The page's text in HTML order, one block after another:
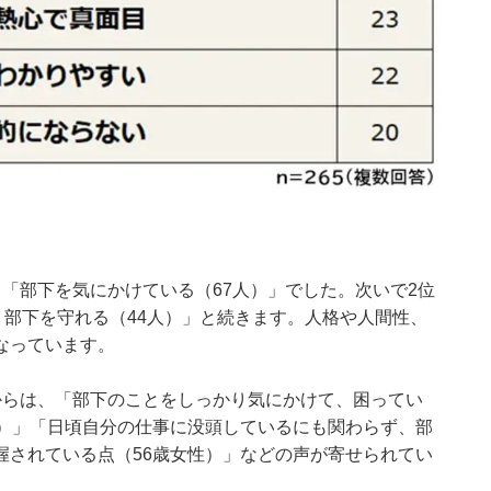
部下を気にかけている（67人）」でした。次いで2位
下を守れる（44人）」と続きます。人格や人間性、
ています。
は、「部下のことをしっかり気にかけて、困ってい
「日頃自分の仕事に没頭しているにも関わらず、部
れている点（56歳女性）」などの声が寄せられてい